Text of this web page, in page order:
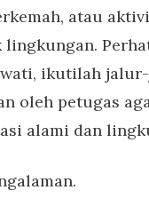
atau
lingkungan.
ikutilah
oleh petugas
alami dan